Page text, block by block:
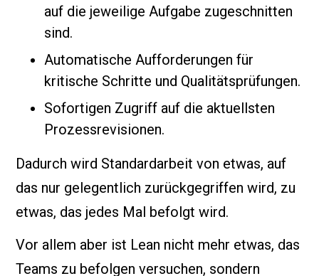
auf die jeweilige Aufgabe zugeschnitten
sind.
Automatische Aufforderungen für
kritische Schritte und Qualitätsprüfungen.
Sofortigen Zugriff auf die aktuellsten
Prozessrevisionen.
Dadurch wird Standardarbeit von etwas, auf
das nur gelegentlich zurückgegriffen wird, zu
etwas, das jedes Mal befolgt wird.
Vor allem aber ist Lean nicht mehr etwas, das
Teams zu befolgen versuchen, sondern